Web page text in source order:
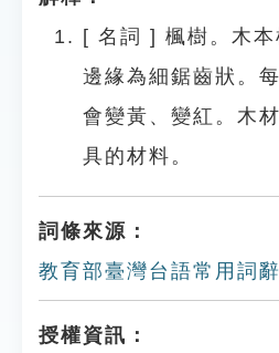
貓頭鷹博士
[ 名詞 ] 楓樹。木本
邊緣為細鋸齒狀。
會變黃、變紅。木
具的材料。
詞條來源：
教育部臺灣台語常用詞
授權資訊：